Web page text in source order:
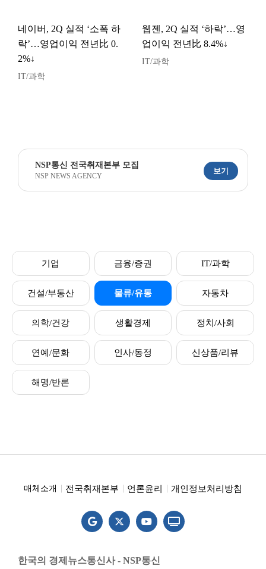
네이버, 2Q 실적 ‘소폭 하
락’…영업이익 전년比 0.
2%↓
IT/과학
웹젠, 2Q 실적 ‘하락’…영
업이익 전년比 8.4%↓
IT/과학
NSP통신 전국취재본부 모집
NSP NEWS AGENCY
보기
기업 금융/증권 IT/과학
건설/부동산 물류/유통 자동차
의학/건강 생활경제 정치/사회
연예/문화 인사/동정 신상품/리뷰
해명/반론
매체소개 전국취재본부 언론윤리 개인정보처리방침
한국의 경제뉴스통신사 - NSP통신